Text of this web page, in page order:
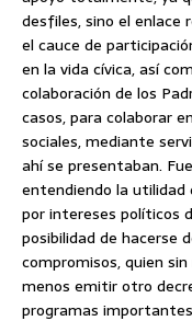
desfiles, sino el enlace
el cauce de
en la vida cívica, así
colaboración de los
casos, para colaborar
sociales, mediante
ahí se presentaban.
entendiendo la utilidad
por intereses políticos
posibilidad de hacerse
compromisos, quien
menos emitir otro
programas